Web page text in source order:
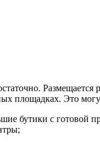
площадках. Это
бутики с готовой